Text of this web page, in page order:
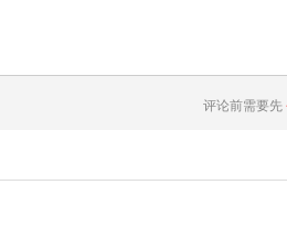
评论前需要先